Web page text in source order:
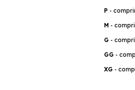
P -
M -
G -
GG -
XG -